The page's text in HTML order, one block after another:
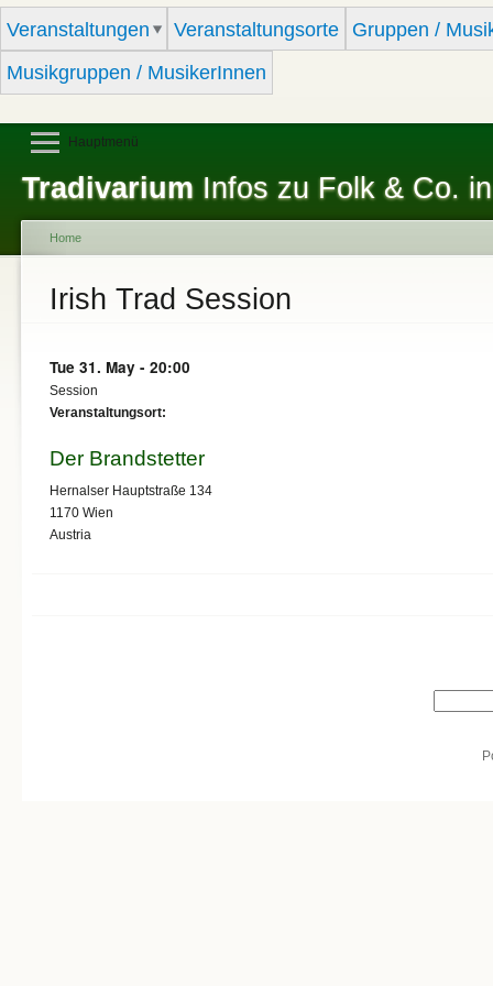
Veranstaltungen Veranstaltungsorte
Gruppen /
Musikgruppen / MusikerInnen
Tradivarium Infos zu Folk & Co.
Hauptmenü
You are here
Home
Irish Trad Session
Tue 31. May - 20:00
Session
Veranstaltungsort:
Der Brandstetter
Hernalser Hauptstraße 134
1170 Wien
Austria